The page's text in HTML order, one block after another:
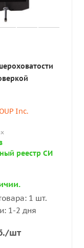
Inc.
реестр СИ
1 шт.
1-2 дня
/шт